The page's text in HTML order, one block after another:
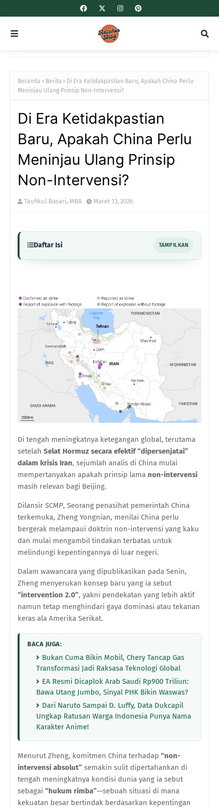
Beranda Berita
Di Era Ketidakpastian Baru, Apakah China Perlu
Meninjau Ulang Prinsip Non-Intervensi?
Di Era Ketidakpastian
Baru, Apakah China Perlu
Meninjau Ulang Prinsip
Non-Intervensi?
Taufikul Basari, MBA Maret 13, 2026
Daftar Isi TAMPILKAN
Di tengah meningkatnya ketegangan global, terutama
setelah Selat Hormuz secara efektif “dipersenjatai”
dalam krisis Iran, sejumlah analis di China mulai
mempertanyakan apakah prinsip lama non-intervensi
masih relevan bagi Beijing.
Dilansir SCMP, Seorang penasihat pemerintah China
terkemuka, Zheng Yongnian, menilai China perlu
bergerak melampaui doktrin non-intervensi yang kaku
dan mulai mengambil tindakan terbatas untuk
melindungi kepentingannya di luar negeri.
Dalam wawancara yang dipublikasikan pada Senin,
Zheng menyerukan konsep baru yang ia sebut
“intervention 2.0”, yakni pendekatan yang lebih aktif
namun tetap menghindari gaya dominasi atau tekanan
keras ala Amerika Serikat.
BACA JUGA:
Bukan Cuma Bikin Mobil, Chery Tancap Gas
Transformasi Jadi Raksasa Teknologi Global
EA Resmi Dicaplok Arab Saudi Rp900 Triliun:
Bawa Utang Jumbo, Sinyal PHK Bikin Waswas?
Dari Naruto Sampai D. Luffy, Data Dukcapil
Ungkap Ratusan Warga Indonesia Punya Nama
Karakter Anime!
Menurut Zheng, komitmen China terhadap “non-
intervensi absolut” semakin sulit dipertahankan di
tengah meningkatnya kondisi dunia yang ia sebut
sebagai “hukum rimba”—sebuah situasi di mana
kekuatan besar bertindak berdasarkan kepentingan